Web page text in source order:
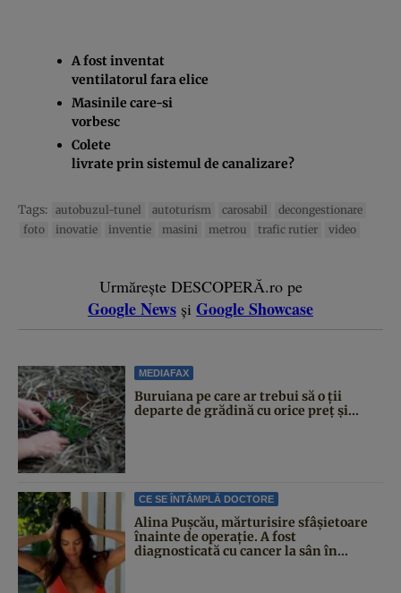
A fost inventat
ventilatorul fara elice
Masinile care-si
vorbesc
Colete
livrate prin sistemul de canalizare?
Tags: autobuzul-tunel autoturism carosabil
decongestionare
foto
inovatie inventie masini metrou trafic rutier video
Urmărește DESCOPERĂ.ro pe
Google News și Google Showcase
MEDIAFAX
Buruiana pe care ar trebui să o ții
departe de grădină cu orice preț și...
CE SE ÎNTÂMPLĂ DOCTORE
Alina Pușcău, mărturisire sfâșietoare
înainte de operație. A fost
diagnosticată cu cancer la sân în...